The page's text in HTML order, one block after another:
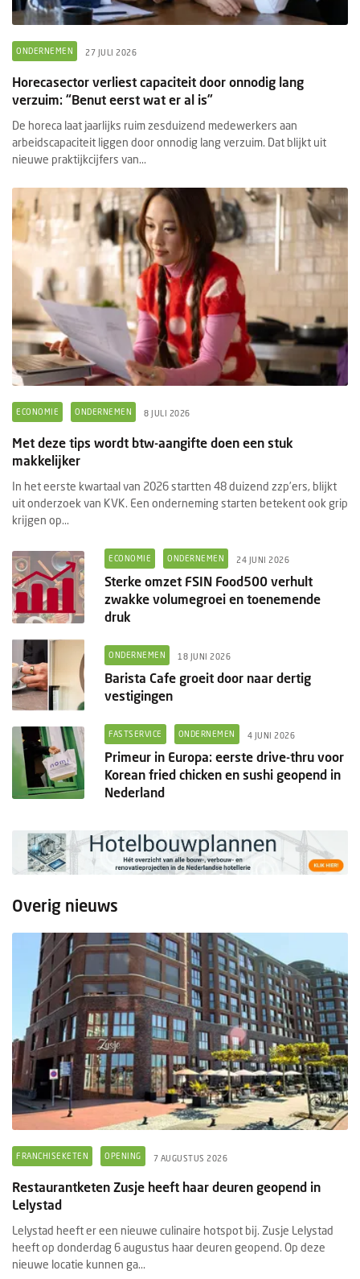
ONDERNEMEN 27 JULI 2026
Horecasector verliest capaciteit door onnodig lang
verzuim: “Benut eerst wat er al is”
De horeca laat jaarlijks ruim zesduizend medewerkers aan
arbeidscapaciteit liggen door onnodig lang verzuim. Dat blijkt uit
nieuwe praktijkcijfers van...
ECONOMIE ONDERNEMEN 8 JULI 2026
Met deze tips wordt btw-aangifte doen een stuk
makkelijker
In het eerste kwartaal van 2026 startten 48 duizend zzp’ers, blijkt
uit onderzoek van KVK. Een onderneming starten betekent ook grip
krijgen op...
ECONOMIE ONDERNEMEN 24 JUNI 2026
Sterke omzet FSIN Food500 verhult
zwakke volumegroei en toenemende
druk
ONDERNEMEN 18 JUNI 2026
Barista Cafe groeit door naar dertig
vestigingen
FASTSERVICE ONDERNEMEN 4 JUNI 2026
Primeur in Europa: eerste drive-thru voor
Korean fried chicken en sushi geopend in
Nederland
Overig nieuws
FRANCHISEKETEN OPENING 7 AUGUSTUS 2026
Restaurantketen Zusje heeft haar deuren geopend in
Lelystad
Lelystad heeft er een nieuwe culinaire hotspot bij. Zusje Lelystad
heeft op donderdag 6 augustus haar deuren geopend. Op deze
nieuwe locatie kunnen ga...